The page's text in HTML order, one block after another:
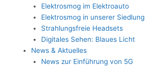
Elektrosmog im Elektroauto
Elektrosmog in unserer Siedlung
Strahlungsfreie Headsets
Digitales Sehen: Blaues Licht
News & Aktuelles
News zur Einführung von 5G